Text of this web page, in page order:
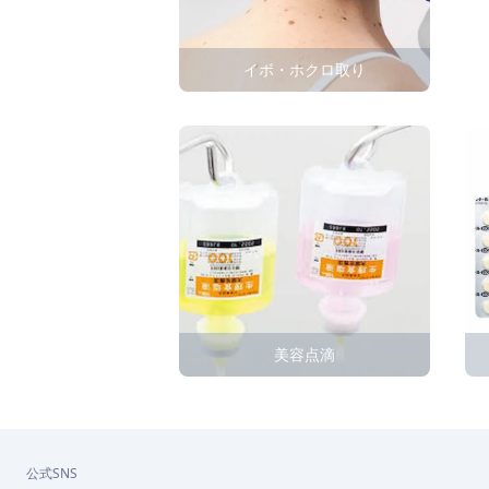
イボ・ホクロ取り
美容点滴
公式SNS